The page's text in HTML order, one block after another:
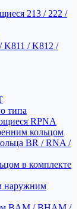
213 / 222 /
K811 / K812 /
типа
RPNA
кольцом
BR / RNA /
в комплекте
наружним